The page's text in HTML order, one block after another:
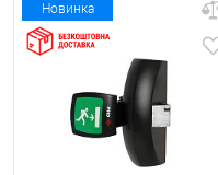
Новинка